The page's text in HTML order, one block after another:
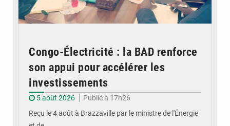
Congo-Électricité : la BAD renforce
son appui pour accélérer les
investissements
5 août 2026
Publié à 17h26
Reçu le 4 août à Brazzaville par le ministre de l'Énergie